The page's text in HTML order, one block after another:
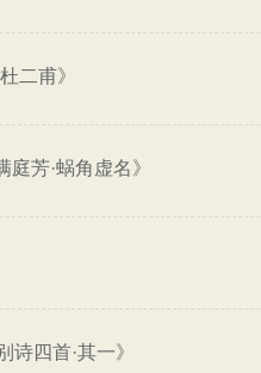
二甫》
庭芳·蜗角虚名》
诗四首·其一》